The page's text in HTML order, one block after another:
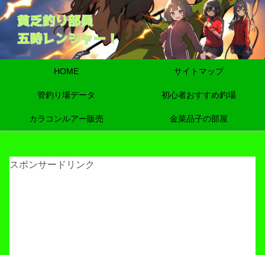
HOME サイトマップ
管釣り場データ 初心者おすすめ釣場
カラコンルアー販売 金菜品子の部屋
スポンサードリンク